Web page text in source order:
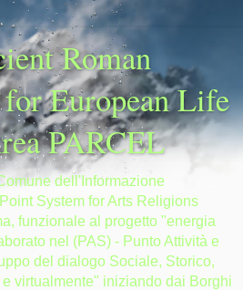
Roman
European Life
PARCEL
dell'Informazione
System for Arts Religions
funzionale al progetto "energia
nel (PAS) - Punto Attività e
del dialogo Sociale, Storico,
virtualmente" iniziando dai Borghi